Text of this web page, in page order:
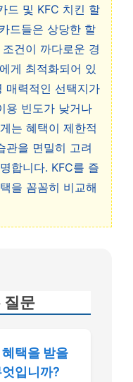
드 및 KFC 치킨 할
드들은 상당한 할
건이 까다로운 경
게 최적화되어 있
매력적인 선택지가
용 빈도가 낮거나
는 혜택이 제한적
관을 면밀히 고려
합니다. KFC를 즐
을 꼼꼼히 비교해
질문
택을 받을
입니까?